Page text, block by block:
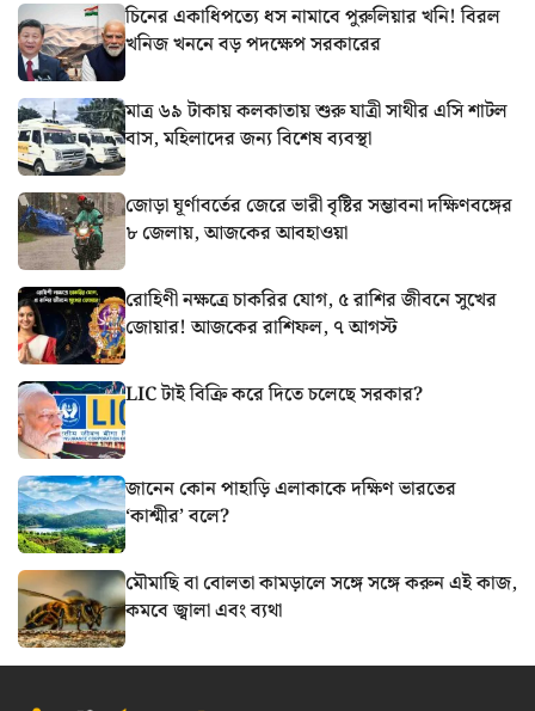
চিনের একাধিপত্যে ধস নামাবে পুরুলিয়ার খনি! বিরল
খনিজ খননে বড় পদক্ষেপ সরকারের
মাত্র ৬৯ টাকায় কলকাতায় শুরু যাত্রী সাথীর এসি শাটল
বাস, মহিলাদের জন্য বিশেষ ব্যবস্থা
জোড়া ঘূর্ণাবর্তের জেরে ভারী বৃষ্টির সম্ভাবনা দক্ষিণবঙ্গের
৮ জেলায়, আজকের আবহাওয়া
রোহিণী নক্ষত্রে চাকরির যোগ, ৫ রাশির জীবনে সুখের
জোয়ার! আজকের রাশিফল, ৭ আগস্ট
LIC টাই বিক্রি করে দিতে চলেছে সরকার?
জানেন কোন পাহাড়ি এলাকাকে দক্ষিণ ভারতের
‘কাশ্মীর’ বলে?
মৌমাছি বা বোলতা কামড়ালে সঙ্গে সঙ্গে করুন এই কাজ,
কমবে জ্বালা এবং ব্যথা